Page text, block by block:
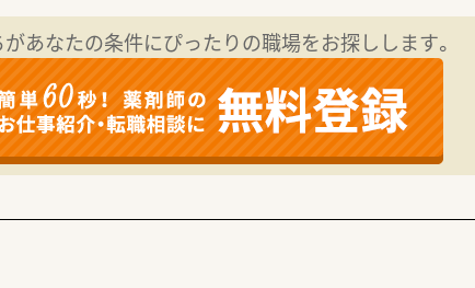
んあります！
あなたの条件にぴったりの職場をお探しします。